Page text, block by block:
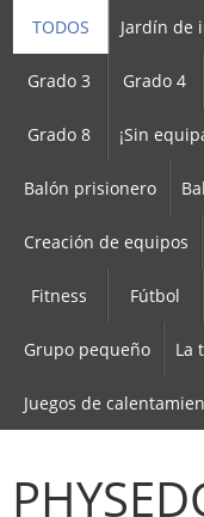
TODOS Jardín de
Grado 3 Grado 4
Grado 8 ¡Sin
Balón prisionero
Creación de equipos
Fitness Fútbol
Grupo pequeño La
Juegos de